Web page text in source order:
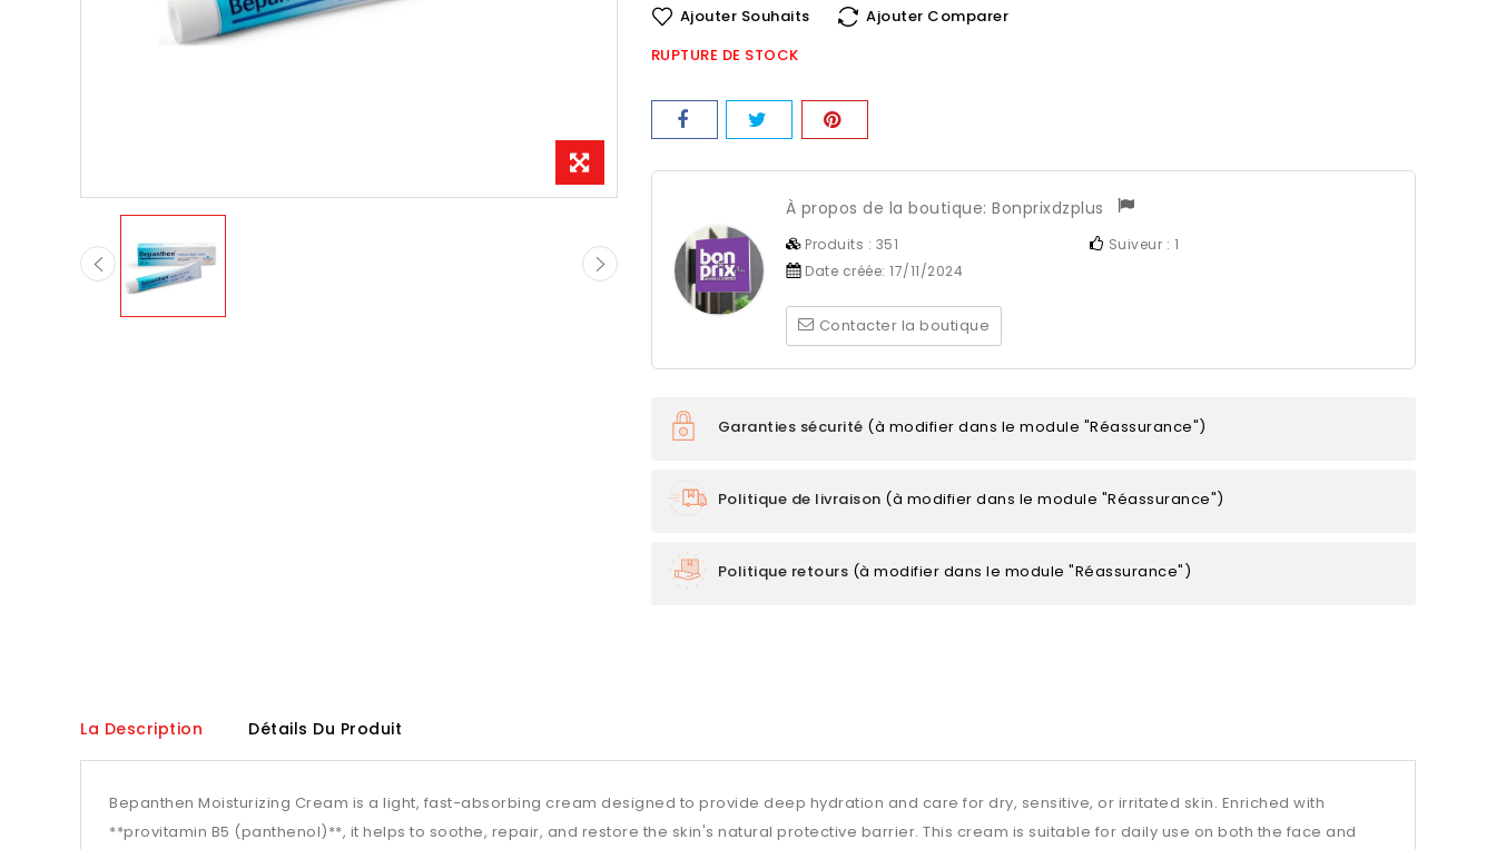
Ajouter Souhaits
Ajouter Comparer
RUPTURE DE STOCK
À propos de la boutique: Bonprixdzplus
Produits : 351 Suiveur : 1
Date créée: 17/11/2024
Contacter la boutique
Garanties sécurité (à modifier dans le module "Réassurance")
Politique de livraison (à modifier dans le module "Réassurance")
Politique retours (à modifier dans le module "Réassurance")
La Description Détails Du Produit
Bepanthen Moisturizing Cream is a light, fast-absorbing cream designed to provide deep hydration and care for dry, sensitive, or irritated skin. Enriched with
**provitamin B5 (panthenol)**, it helps to soothe, repair, and restore the skin's natural protective barrier. This cream is suitable for daily use on both the face and